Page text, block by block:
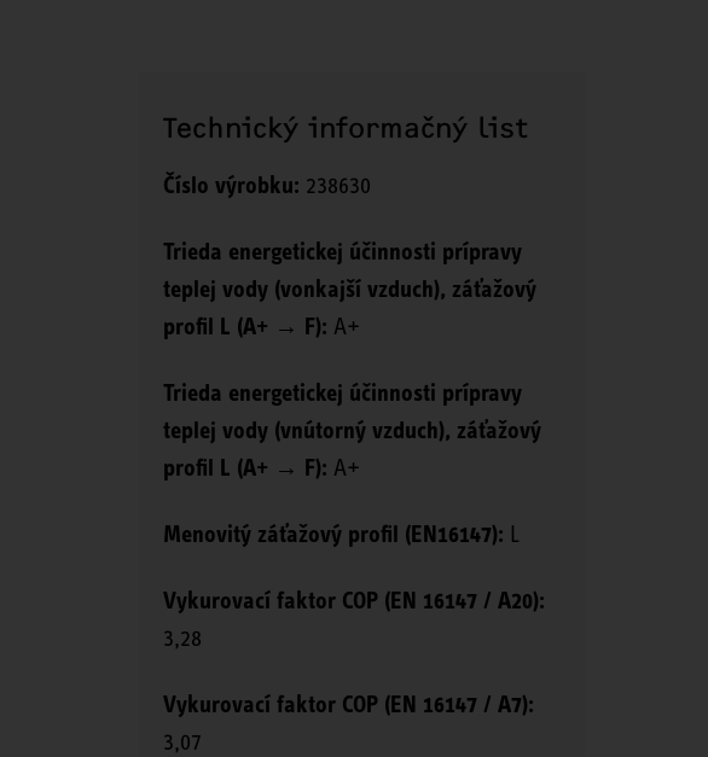
Technický informačný list
Číslo výrobku: 238630
Trieda energetickej účinnosti prípravy
teplej vody (vonkajší vzduch), záťažový
profil L (A+ → F): A+
Trieda energetickej účinnosti prípravy
teplej vody (vnútorný vzduch), záťažový
profil L (A+ → F): A+
Menovitý záťažový profil (EN16147): L
Vykurovací faktor COP (EN 16147 / A20):
3,28
Vykurovací faktor COP (EN 16147 / A7):
3,07